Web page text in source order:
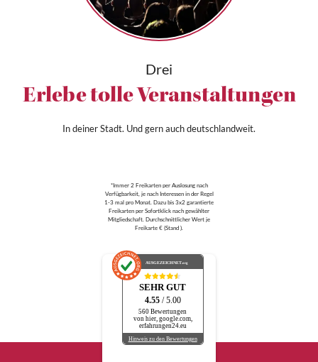
Drei
Erlebe tolle Veranstaltungen
In deiner Stadt. Und gern auch deutschlandweit.
*Immer 2 Freikarten per Auslosung nach
Verfügbarkeit, je nach Interessen in der Regel
1-3 mal pro Monat. Dazu bis 3x2 garantierte
Freikarten per Sofortklick nach gewählter
Mitgliedschaft. Durchschnittlicher Wert je
Freikarte € (Stand ).
AUSGEZEICHNET.org
SEHR GUT
4.55 / 5.00
560 Bewertungen
von hier, google.com,
erfahrungen24.eu
Hinweis zu den Bewertungen